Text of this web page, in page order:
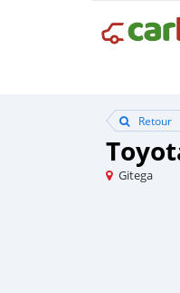
Retour
Gitega